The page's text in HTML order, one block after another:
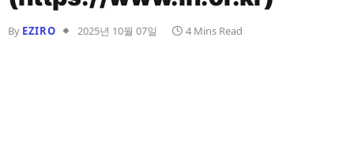
By EZIRO 2025년 10월 07일 4 Mins Read